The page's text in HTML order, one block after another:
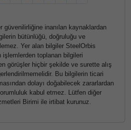
güvenilirliğine inanılan kaynaklardan
bütünlüğü, doğruluğu ve
Yer alan bilgiler SteelOrbis
toplanan bilgileri
görüşler hiçbir şekilde ve surette alış
Bu bilgilerin ticari
dolayı doğabilecek zararlardan
kabul etmez. Lütfen diğer
Birimi ile irtibat kurunuz.